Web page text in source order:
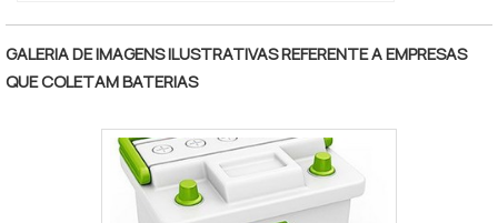
GALERIA DE IMAGENS ILUSTRATIVAS REFERENTE A EMPRESAS
QUE COLETAM BATERIAS